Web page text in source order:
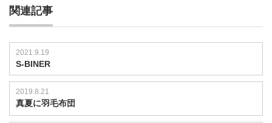
関連記事
2021.9.19
S-BINER
2019.8.21
真夏に羽毛布団